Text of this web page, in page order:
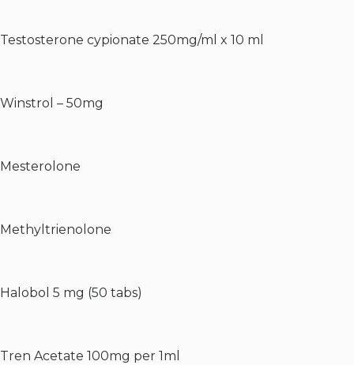
Testosterone cypionate 250mg/ml x 10 ml
Winstrol – 50mg
Mesterolone
Methyltrienolone
Halobol 5 mg (50 tabs)
Tren Acetate 100mg per 1ml